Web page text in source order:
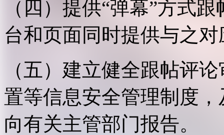
（四）提供“弹幕”方式
台和页面同时提供与之
（五）建立健全跟帖评
置等信息安全管理制度
向有关主管部门报告。